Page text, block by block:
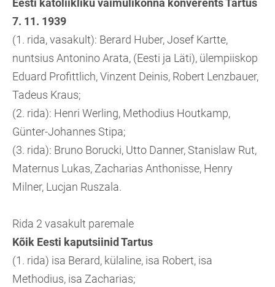
7. 11. 1939
(1. rida, vasakult): Berard Huber, Josef Kartte,
nuntsius Antonino Arata, (Eesti ja Läti), ülempiiskop
Eduard Profittlich, Vinzent Deinis, Robert Lenzbauer,
Tadeus Kraus;
(2. rida): Henri Werling, Methodius Houtkamp,
Günter-Johannes Stipa;
(3. rida): Bruno Borucki, Utto Danner, Stanislaw Rut,
Maternus Lukas, Zacharias Anthonisse, Henry
Milner, Lucjan Ruszala.
Rida 2 vasakult paremale
Kõik Eesti kaputsiinid Tartus
(1. rida) isa Berard, külaline, isa Robert, isa
Methodius, isa Zacharias;